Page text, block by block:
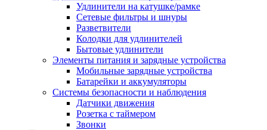
Удлинители на катушке/рамке
Сетевые фильтры и шнуры
Разветвители
Колодки для удлинителей
Бытовые удлинители
Элементы питания и зарядные устройства
Мобильные зарядные устройства
Батарейки и аккумуляторы
Системы безопасности и наблюдения
Датчики движения
Розетка с таймером
Звонки